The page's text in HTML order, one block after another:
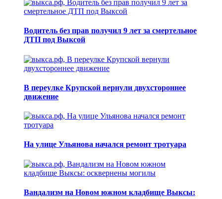
Водитель без прав получил 9 лет за смертельное
ДТП под Выксой
В переулке Крупской вернули двухстороннее
движение
На улице Ульянова начался ремонт тротуара
Вандализм на Новом южном кладбище Выксы: